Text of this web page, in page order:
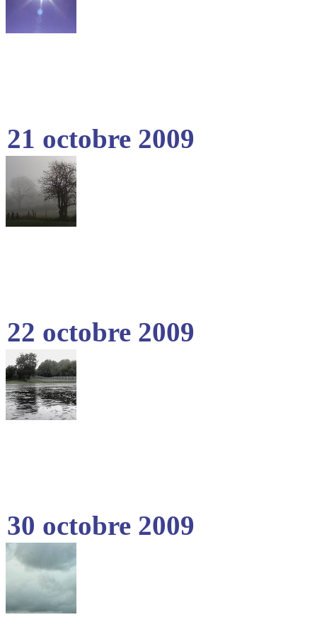
21 octobre 2009
22 octobre 2009
30 octobre 2009